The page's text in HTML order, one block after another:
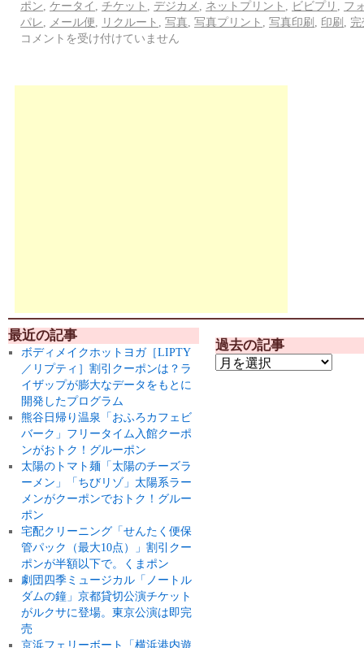
ポン ケータイ チケット デジカメ ネットプリント ビビプリ
フ
パレ
メール便 リクルート 写真 写真プリント 写真印刷 印刷
コメントを受け付けていません
最近の記事
ボディメイクホットヨガ［LIPTY
／リプティ］割引クーポンは？ラ
イザップが膨大なデータをもとに
開発したプログラム
熊谷日帰り温泉「おふろカフェビ
バーク」フリータイム入館クーポ
ンがおトク！グルーポン
太陽のトマト麺「太陽のチーズラ
ーメン」「ちびリゾ」太陽系ラー
メンがクーポンでおトク！グルー
ポン
宅配クリーニング「せんたく便保
管パック（最大10点）」割引クー
ポンが半額以下で。くまポン
劇団四季ミュージカル「ノートル
ダムの鐘」京都貸切公演チケット
がルクサに登場。東京公演は即完
売
京浜フェリーボート「横浜港内遊
過去の記事